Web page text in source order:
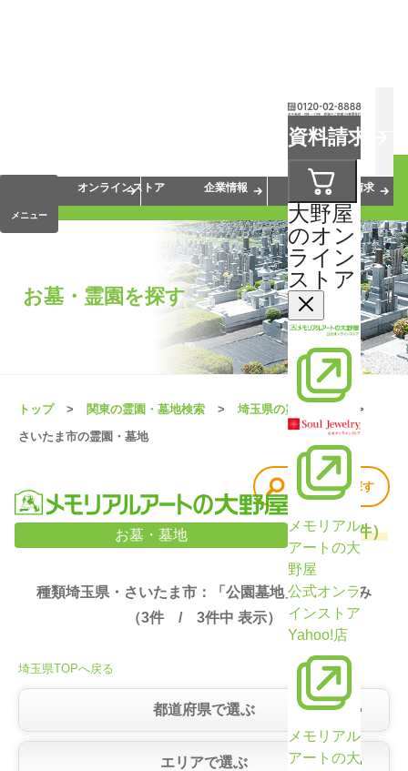
お墓・墓地
資料請求
大野屋
のオン
ライン
ストア
メモリアル
アートの大
野屋
公式オンラ
インストア
Yahoo!店
メモリアル
アートの大
メニュー
会員サービス
オンラインストア
企業情報 資料請求
お墓・霊園を探す
トップ 関東の霊園・墓地検索
埼玉県の霊園・墓地
さいたま市の霊園・墓地
埼玉県・さいたま市の霊園・墓地検索結果（3件）
他の条件で探す
種類埼玉県・さいたま市：「公園墓地」で絞り込み
（3件 / 3件中 表示）
埼玉県TOPへ戻る
都道府県で選ぶ
エリアで選ぶ